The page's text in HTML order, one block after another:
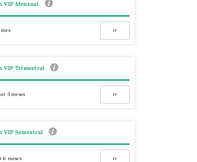
VIP Mensual
Ir
VIP Trimestral
3 meses Ir
VIP Semestral
6 meses Ir